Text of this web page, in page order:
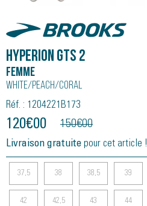
Brooks
HYPERION GTS 2
Femme
White/peach/coral
Réf. : 1204221B173
120€00 150€00
Livraison gratuite pour cet article !
37,5 38 38,5 39
42 42,5 43 44